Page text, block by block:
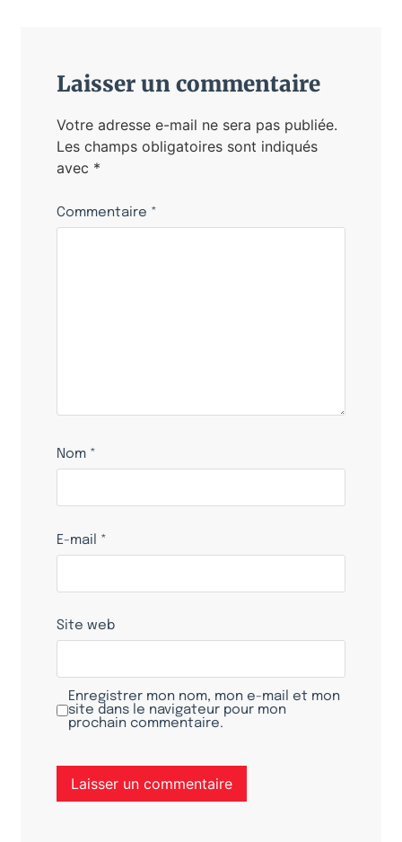
Laisser un commentaire
Votre adresse e-mail ne sera pas publiée.
Les champs obligatoires sont indiqués
avec *
Commentaire *
Nom *
E-mail *
Site web
Enregistrer mon nom, mon e-mail et mon
site dans le navigateur pour mon
prochain commentaire.